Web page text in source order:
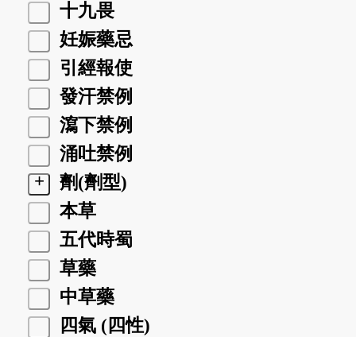
十九畏
妊娠藥忌
引經報使
發汗禁例
瀉下禁例
涌吐禁例
+
劑(劑型)
本草
五代時蜀
草藥
中草藥
四氣 (四性)